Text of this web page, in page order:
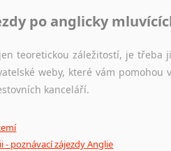
po anglicky
teoretickou záležitostí, je
weby, které vám
kanceláří.
- poznávací zájezdy Anglie